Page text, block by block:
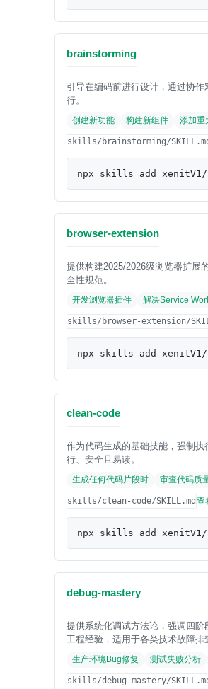
brainstorming
引导在编码前进行设计，通过协
行。
创建新功能 构建新组件 添加重
skills/brainstorming/
npx skills add
browser-extension
提供构建2025/2026级浏览器扩展
全性规范。
开发浏览器插件 解决Service
skills/browser-extension/
npx skills add
clean-code
作为代码生成的基础技能，强制
行、安全且易读。
生成任何代码片段时 审查代码质
skills/clean-code/SKILL.md 查
npx skills add
debug-mastery
提供系统化调试方法论，强调四
工程经验，适用于各类技术故障排
生产环境Bug修复 测试失败分析
skills/debug-mastery/